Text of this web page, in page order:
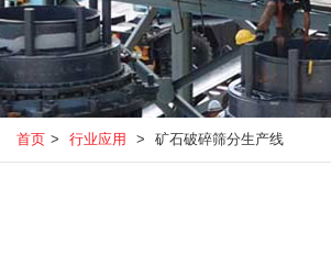
首页 > 行业应用 > 矿石破碎筛分生产线